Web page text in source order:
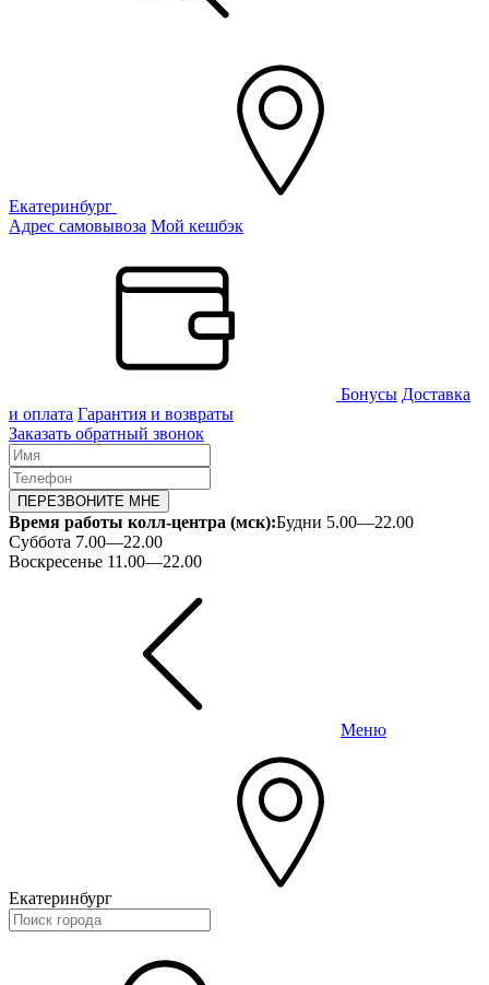
Екатеринбург
Адрес самовывоза Мой кешбэк
Бонусы Доставка
и оплата Гарантия и возвраты
Заказать обратный звонок
ПЕРЕЗВОНИТЕ МНЕ
Время работы колл-центра (мск):Будни 5.00—22.00
Суббота 7.00—22.00
Воскресенье 11.00—22.00
Меню
Екатеринбург